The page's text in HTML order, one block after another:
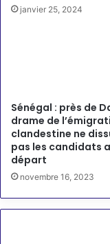
janvier 25, 2024
Sénégal : près de
drame de
clandestine ne
pas les candidats
départ
novembre 16, 2023